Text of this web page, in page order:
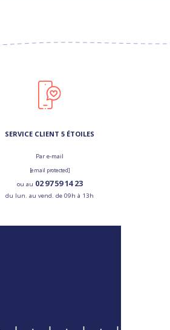
SERVICE CLIENT 5 ÉTOILES
Par e-mail
[email protected]
ou au 02 97 59 14 23
du lun. au vend. de 09h à 13h